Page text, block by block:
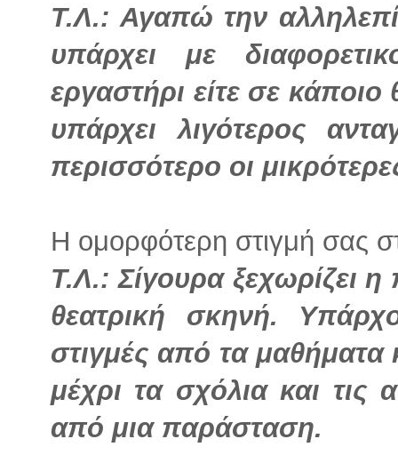
Τ.Λ.: Αγαπώ την
υπάρχει με
εργαστήρι είτε σε
υπάρχει λιγότερος
περισσότερο οι
Η ομορφότερη στιγμή σας
Τ.Λ.: Σίγουρα ξεχωρίζει
θεατρική σκηνή.
στιγμές από τα μαθήματα
μέχρι τα σχόλια και τις
από μια παράσταση.